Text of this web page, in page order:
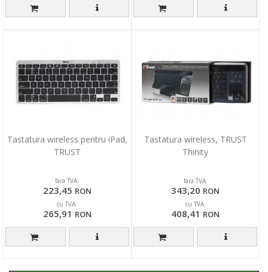
Tastatura wireless pentru iPad,
TRUST
fara TVA:
223,45 RON
cu TVA:
265,91 RON
Tastatura wireless, TRUST
Thinity
fara TVA:
343,20 RON
cu TVA:
408,41 RON